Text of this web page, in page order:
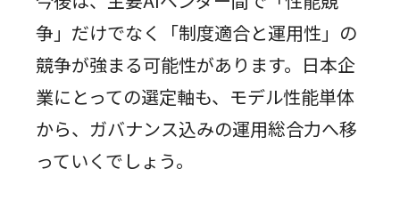
争」だけでなく「制度適合と運用性」の
競争が強まる可能性があります。日本企
業にとっての選定軸も、モデル性能単体
から、ガバナンス込みの運用総合力へ移
っていくでしょう。